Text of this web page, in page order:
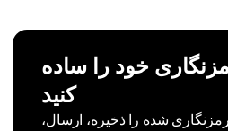
خود را ساده
کنید
شده را ذخیره، ارسال،